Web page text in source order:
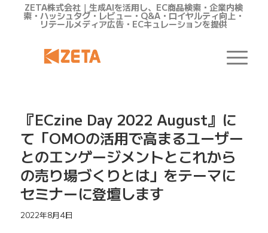
ZETA株式会社｜生成AIを活用し、EC商品検索・企業内検
索・ハッシュタグ・レビュー・Q&A・ロイヤルティ向上・
リテールメディア広告・ECキュレーションを提供
『ECzine Day 2022 August』に
て「OMOの活用で高まるユーザー
とのエンゲージメントとこれから
の売り場づくりとは」をテーマに
セミナーに登壇します
2022年8月4日